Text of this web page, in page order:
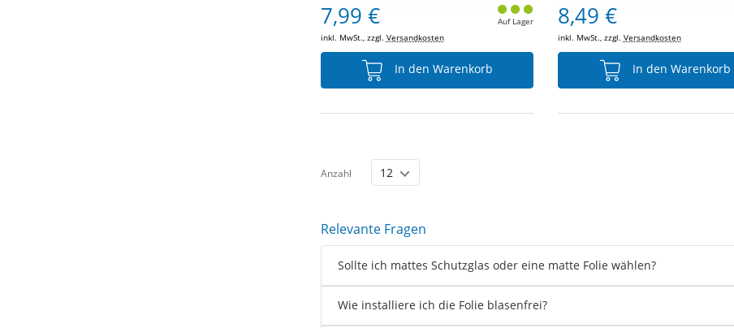
7,99 €
inkl. MwSt., zzgl. Versandkosten
Auf Lager
In den Warenkorb
8,49 €
inkl. MwSt., zzgl. Versandkosten
In den Warenkorb
Anzahl
Relevante Fragen
Sollte ich mattes Schutzglas oder eine matte Folie wählen?
Wie installiere ich die Folie blasenfrei?